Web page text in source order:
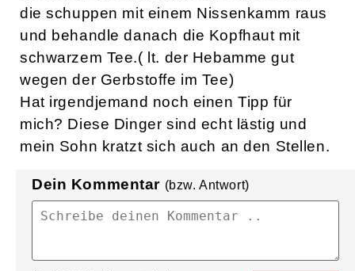
die schuppen mit einem Nissenkamm raus
und behandle danach die Kopfhaut mit
schwarzem Tee.( lt. der Hebamme gut
wegen der Gerbstoffe im Tee)
Hat irgendjemand noch einen Tipp für
mich? Diese Dinger sind echt lästig und
mein Sohn kratzt sich auch an den Stellen.
Dein Kommentar (bzw. Antwort)